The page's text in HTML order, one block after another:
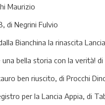
Maurizio
di Negrini Fulvio
Bianchina la rinascita
bella storia con la verità!
ben riuscito, di Procchi
per la Lancia Appia, di